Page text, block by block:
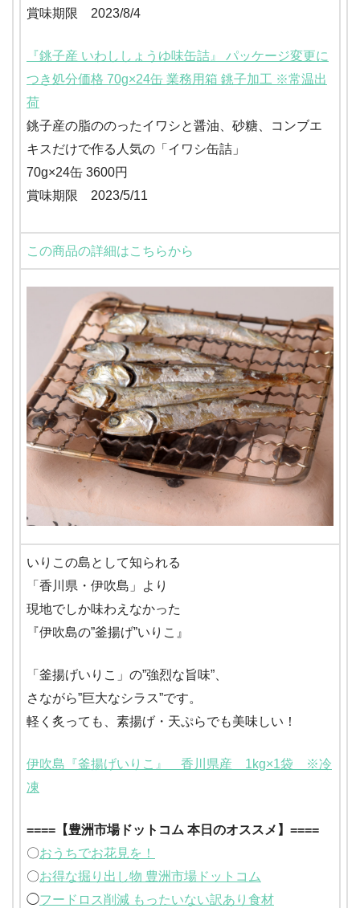
賞味期限 2023/8/4
『銚子産 いわししょうゆ味缶詰』 パッケージ変更に
つき処分価格 70g×24缶 業務用箱 銚子加工 ※常温出
荷
銚子産の脂ののったイワシと醤油、砂糖、コンブエ
キスだけで作る人気の「イワシ缶詰」
70g×24缶 3600円
賞味期限 2023/5/11
この商品の詳細はこちらから
いりこの島として知られる
「香川県・伊吹島」より
現地でしか味わえなかった
『伊吹島の”釜揚げ”いりこ』
「釜揚げいりこ」の”強烈な旨味”、
さながら”巨大なシラス”です。
軽く炙っても、素揚げ・天ぷらでも美味しい！
伊吹島『釜揚げいりこ』 香川県産 1kg×1袋 ※冷
凍
====【豊洲市場ドットコム 本日のオススメ】====
〇おうちでお花見を！
〇お得な掘り出し物 豊洲市場ドットコム
◯フードロス削減 もったいない訳あり食材